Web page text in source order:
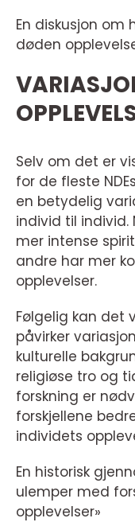
En diskusjon
døden
Selv om det er
for de fleste
en betydelig
individ til individ.
mer intense
andre har mer
opplevelser.
Følgelig kan det
påvirker
kulturelle
religiøse tro og
forskning er
forskjellene
individets
En historisk
ulemper med
opplevelser»